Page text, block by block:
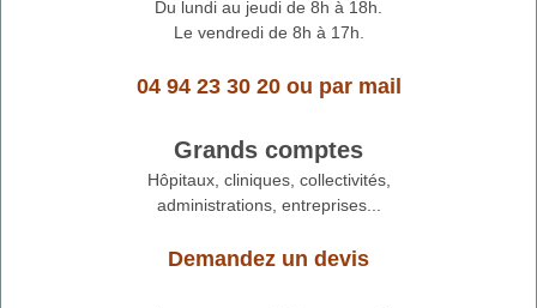
Du lundi au jeudi de 8h à 18h.
Le vendredi de 8h à 17h.
04 94 23 30 20ou par mail
Grands comptes
Hôpitaux, cliniques, collectivités,
administrations, entreprises...
Demandez un devis